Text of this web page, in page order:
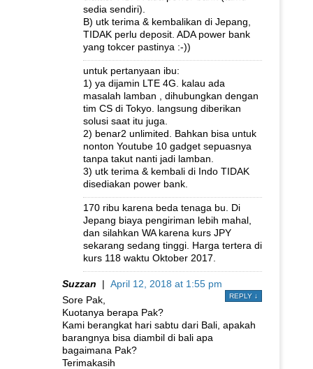
sedia sendiri).
B) utk terima & kembalikan di Jepang,
TIDAK perlu deposit. ADA power bank
yang tokcer pastinya :-))
untuk pertanyaan ibu:
1) ya dijamin LTE 4G. kalau ada
masalah lamban , dihubungkan dengan
tim CS di Tokyo. langsung diberikan
solusi saat itu juga.
2) benar2 unlimited. Bahkan bisa untuk
nonton Youtube 10 gadget sepuasnya
tanpa takut nanti jadi lamban.
3) utk terima & kembali di Indo TIDAK
disediakan power bank.
170 ribu karena beda tenaga bu. Di
Jepang biaya pengiriman lebih mahal,
dan silahkan WA karena kurs JPY
sekarang sedang tinggi. Harga tertera di
kurs 118 waktu Oktober 2017.
Suzzan | April 12, 2018 at 1:55 pm
REPLY ↓
Sore Pak,
Kuotanya berapa Pak?
Kami berangkat hari sabtu dari Bali, apakah
barangnya bisa diambil di bali apa
bagaimana Pak?
Terimakasih